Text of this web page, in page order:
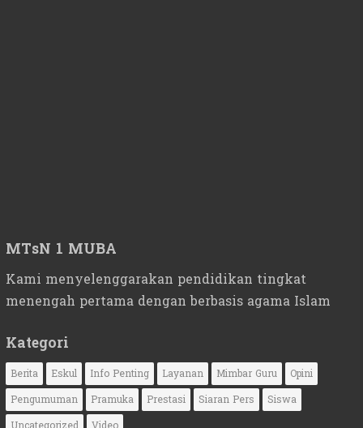
MTsN 1 MUBA
Kami menyelenggarakan pendidikan tingkat
menengah pertama dengan berbasis agama Islam
Kategori
Berita Eskul Info Penting Layanan Mimbar Guru
Opini
Pengumuman
Pramuka Prestasi Siaran Pers
Siswa